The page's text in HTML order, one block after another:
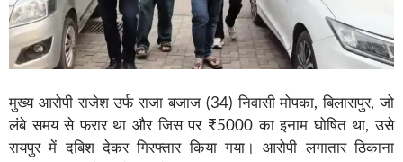
मुख्य आरोपी राजेश उर्फ राजा बजाज (34) निवासी मोपका, बिलासपुर, जो
लंबे समय से फरार था और जिस पर ₹5000 का इनाम घोषित था, उसे
रायपुर में दबिश देकर गिरफ्तार किया गया। आरोपी लगातार ठिकाना